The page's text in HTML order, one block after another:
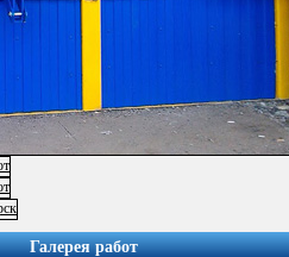
Галерея работ